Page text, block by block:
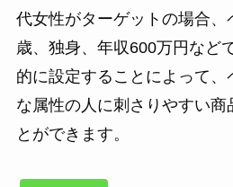
代女性がターゲットの場合、
歳、独身、年収600万円など
的に設定することによって、
な属性の人に刺さりやすい商
とができます。